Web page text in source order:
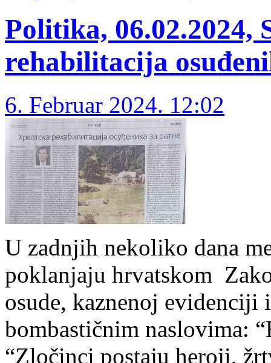
Politika, 06.02.2024,
rehabilitacija
6. Februar 2024. 12:02
U zadnjih nekoliko dana
poklanjaju hrvatskom
osude, kaznenoj
bombastičnim naslovima:
“Zločinci postaju heroji,